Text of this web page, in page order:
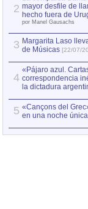
2 mayor desfile de
hecho fuera de
por Manel Gausachs
3 Margarita Laso
de Músicas [22/07/
4
«Pájaro azul.
correspondencia
la dictadura
5 «Cançons del
en una noche